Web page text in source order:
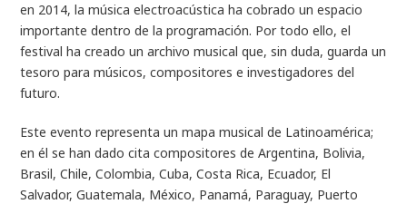
en 2014, la música electroacústica ha cobrado un espacio
importante dentro de la programación. Por todo ello, el
festival ha creado un archivo musical que, sin duda, guarda un
tesoro para músicos, compositores e investigadores del
futuro.
Este evento representa un mapa musical de Latinoamérica;
en él se han dado cita compositores de Argentina, Bolivia,
Brasil, Chile, Colombia, Cuba, Costa Rica, Ecuador, El
Salvador, Guatemala, México, Panamá, Paraguay, Puerto